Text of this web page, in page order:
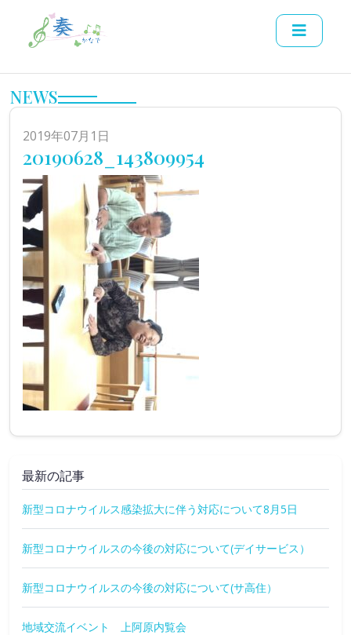
NEWS
2019年07月1日
20190628_143809954
最新の記事
新型コロナウイルス感染拡大に伴う対応について8月5日
新型コロナウイルスの今後の対応について(デイサービス）
新型コロナウイルスの今後の対応について(サ高住）
地域交流イベント 上阿原内覧会